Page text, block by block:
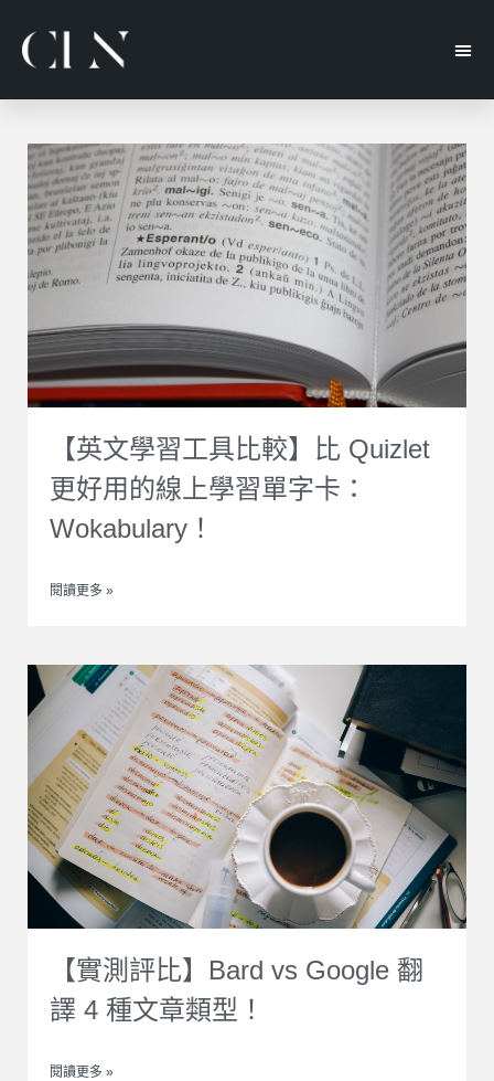
【英文學習工具比較】比 Quizlet
更好用的線上學習單字卡：
Wokabulary！
閱讀更多 »
【實測評比】Bard vs Google 翻
譯 4 種文章類型！
閱讀更多 »